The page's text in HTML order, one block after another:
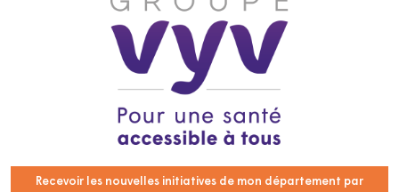
Recevoir les nouvelles initiatives de mon département par